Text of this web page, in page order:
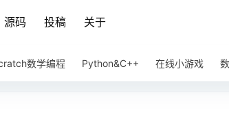
源码 投稿 关于
数学编程 Python&C++ 在线小游戏